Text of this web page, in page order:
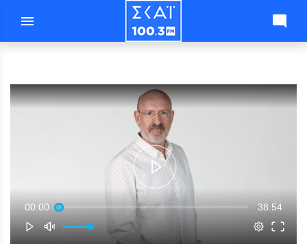
menu mode_comment
00:00 38:54